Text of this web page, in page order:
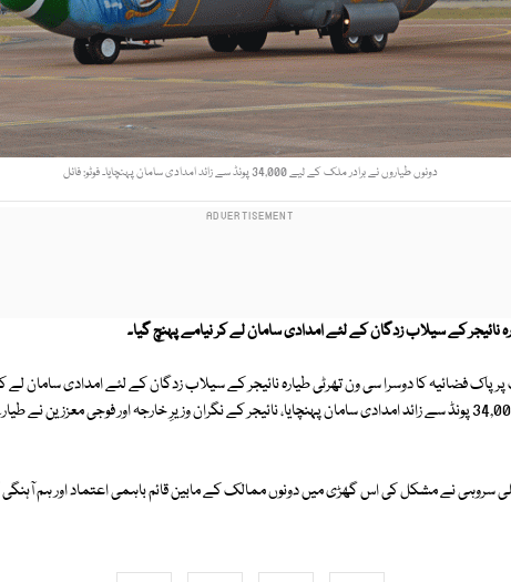
دونوں طیاروں نے برادر ملک کے لیے 34,000 پونڈ سے زائد امدادی سامان پہنچایا۔ فوٹو: فائل
نائیجر کے سیلاب زدگان کے لئے امدادی سامان لے کر نیامے پہنچ گیا۔
فضائیہ کا دوسرا سی ون تھرٹی طیارہ نائیجر کے سیلاب زدگان کے لئے امدادی سامان لے
دونوں طیاروں نے برادر ملک کے لیے 34,000 پونڈ سے زائد امدادی سامان پہنچایا، نائیجر کے نگران وزیرِ خارجہ اور فوجی
سروہی نے مشکل کی اس گھڑی میں دونوں ممالک کے مابین قائم باہمی اعتماد اور ہم